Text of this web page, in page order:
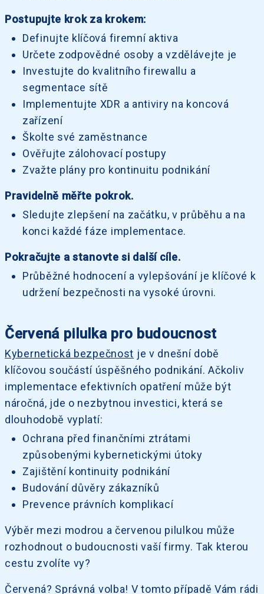
Postupujte krok za krokem:
Definujte klíčová firemní aktiva
Určete zodpovědné osoby a vzdělávejte je
Investujte do kvalitního firewallu a
segmentace sítě
Implementujte XDR a antiviry na koncová
zařízení
Školte své zaměstnance
Ověřujte zálohovací postupy
Zvažte plány pro kontinuitu podnikání
Pravidelně měřte pokrok.
Sledujte zlepšení na začátku, v průběhu a na
konci každé fáze implementace.
Pokračujte a stanovte si další cíle.
Průběžné hodnocení a vylepšování je klíčové k
udržení bezpečnosti na vysoké úrovni.
Červená pilulka pro budoucnost
Kybernetická bezpečnost je v dnešní době
klíčovou součástí úspěšného podnikání. Ačkoliv
implementace efektivních opatření může být
náročná, jde o nezbytnou investici, která se
dlouhodobě vyplatí:
Ochrana před finančními ztrátami
způsobenými kybernetickými útoky
Zajištění kontinuity podnikání
Budování důvěry zákazníků
Prevence právních komplikací
Výběr mezi modrou a červenou pilulkou může
rozhodnout o budoucnosti vaší firmy. Tak kterou
cestu zvolíte vy?
Červená? Správná volba! V tomto případě Vám rádi